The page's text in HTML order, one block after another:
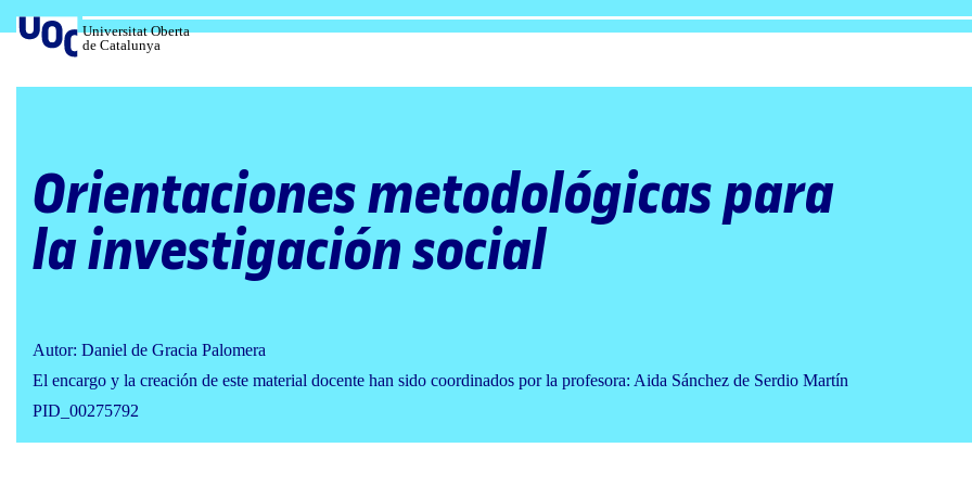
al
contenido
Universitat Oberta
de Catalunya
Orientaciones metodológicas para
la investigación social
Autor: Daniel de Gracia Palomera
El encargo y la creación de este material docente han sido coordinados por la profesora: Aida Sánchez de Serdio Martín
PID_00275792